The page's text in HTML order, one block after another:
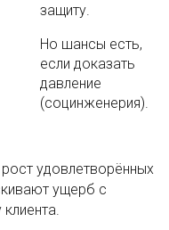
защиту.
Но шансы есть,
если доказать
давление
(социнженерия).
удовлетворённых
ущерб с